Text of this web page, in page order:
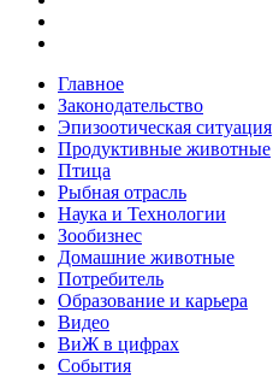
Главное
Законодательство
Эпизоотическая ситуация
Продуктивные животные
Птица
Рыбная отрасль
Наука и Технологии
Зообизнес
Домашние животные
Потребитель
Образование и карьера
Видео
ВиЖ в цифрах
События